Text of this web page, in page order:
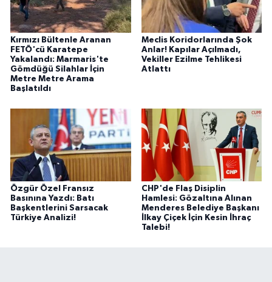
Kırmızı Bültenle Aranan
FETÖ'cü Karatepe
Yakalandı: Marmaris'te
Gömdüğü Silahlar İçin
Metre Metre Arama
Başlatıldı
Meclis Koridorlarında Şok
Anlar! Kapılar Açılmadı,
Vekiller Ezilme Tehlikesi
Atlattı
Özgür Özel Fransız
Basınına Yazdı: Batı
Başkentlerini Sarsacak
Türkiye Analizi!
CHP'de Flaş Disiplin
Hamlesi: Gözaltına Alınan
Menderes Belediye Başkanı
İlkay Çiçek İçin Kesin İhraç
Talebi!